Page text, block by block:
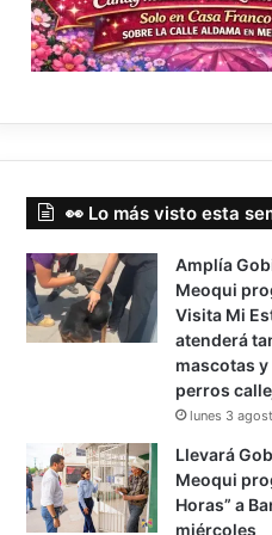
👀 Lo más visto esta
Amplía
Meoqui
Visita Mi
atenderá
mascotas
perros
lunes 3
Llevará
Meoqui
Horas” a
miércoles